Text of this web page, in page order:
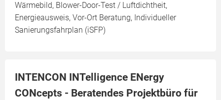
Wärmebild, Blower-Door-Test / Luftdichtheit,
Energieausweis, Vor-Ort Beratung, Individueller
Sanierungsfahrplan (iSFP)
INTENCON INTelligence ENergy
CONcepts - Beratendes Projektbüro für